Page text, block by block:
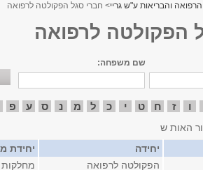
והבריאות ע"ש גריי> חברי סגל הפקולטה לרפואה
הפקולטה לרפואה
שם משפחה:
ו ז ח ט י כ ל מ נ ס ע פ
האות ש
יחידה יחידת
הפקולטה לרפואה מחלקות